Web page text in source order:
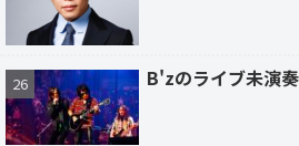
B'zのライブ未演